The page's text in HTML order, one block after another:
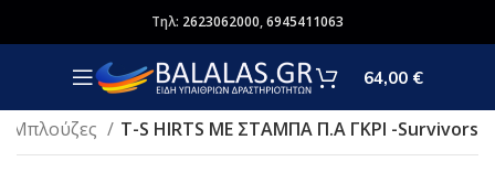
Τηλ: 2623062000,6945411063
64,00 €
Μπλούζες Τ-S HIRTS ME ΣΤΑΜΠΑ Π.Α ΓΚΡΙ -Survivors